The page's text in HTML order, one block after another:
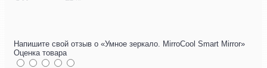
Напишите свой отзыв о «Умное зеркало. MirroCool Smart Mirror»
Оценка товара